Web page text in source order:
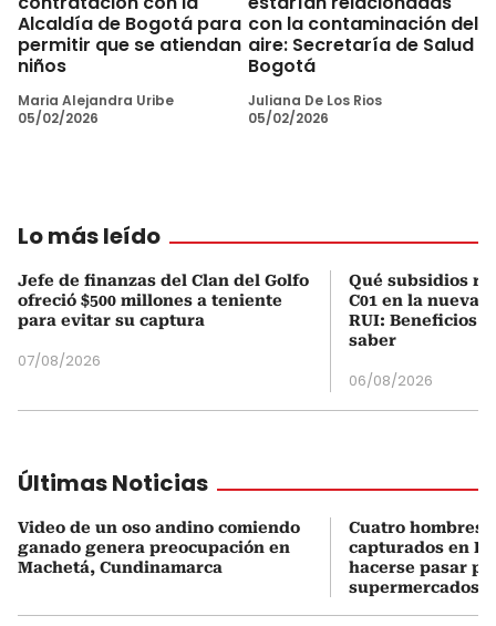
Alcaldía de Bogotá para
permitir que se atiendan
niños
Maria Alejandra Uribe
05/02/2026
con la contaminación del
aire: Secretaría de Salud
Bogotá
Juliana De Los Rios
05/02/2026
Lo más leído
Jefe de finanzas del Clan del Golfo
ofreció $500 millones a teniente
para evitar su captura
07/08/2026
Qué subsidios
C01 en la nueva
RUI: Beneficios
saber
06/08/2026
Últimas Noticias
Video de un oso andino comiendo
ganado genera preocupación en
Machetá, Cundinamarca
Cuatro hombres
capturados en
hacerse pasar
supermercados